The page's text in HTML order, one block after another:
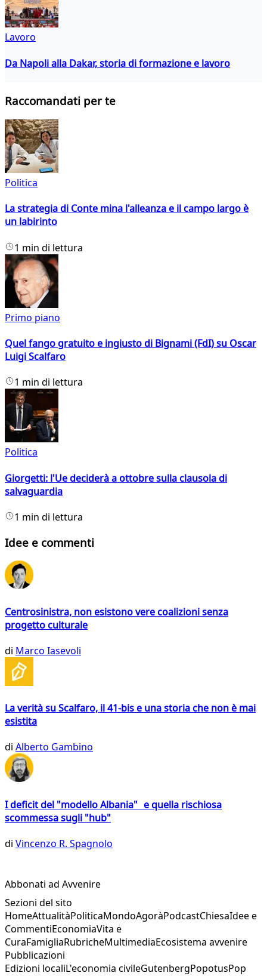
Lavoro
Da Napoli alla Dakar, storia di formazione e lavoro
Raccomandati per te
Politica
La strategia di Conte mina l'alleanza e il campo largo è
un labirinto
1 min di lettura
Primo piano
Quel fango gratuito e ingiusto di Bignami (FdI) su Oscar
Luigi Scalfaro
1 min di lettura
Politica
Giorgetti: l'Ue deciderà a ottobre sulla clausola di
salvaguardia
1 min di lettura
Idee e commenti
Centrosinistra, non esistono vere coalizioni senza
progetto culturale
di Marco Iasevoli
La verità su Scalfaro, il 41-bis e una storia che non è mai
esistita
di Alberto Gambino
I deficit del "modello Albania" e quella rischiosa
scommessa sugli "hub"
di Vincenzo R. Spagnolo
Abbonati ad Avvenire
Sezioni del sito
HomeAttualitàPoliticaMondoAgoràPodcastChiesaIdee e
CommentiEconomiaVita e
CuraFamigliaRubricheMultimediaEcosistema avvenire
Pubblicazioni
Edizioni localiL'economia civileGutenbergPopotusPop